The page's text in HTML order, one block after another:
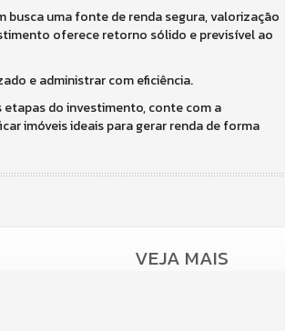
busca uma fonte de renda segura, valorização
oferece retorno sólido e previsível ao
e administrar com eficiência.
do investimento, conte com a
imóveis ideais para gerar renda de forma
VEJA MAIS